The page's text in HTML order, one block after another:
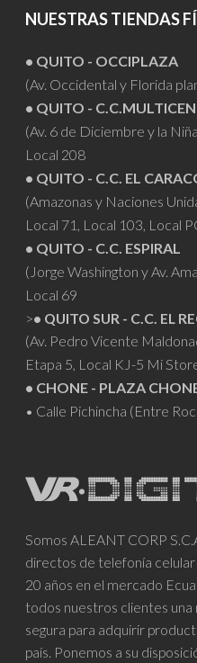
NUESTRAS TIENDAS
• QUITO - OCCIPLAZA
(Av. Occidental y Florida
• QUITO -
(Av. 6 de Diciembre y la
Local 208
• QUITO - C.C. EL
(Amazonas y Naciones
Local 71, Local 103, Local
• QUITO - C.C. ESPIRAL
(Jorge Washington y Av.
Local 69
>• QUITO SUR - C.C. EL
(Av. Pedro Vicente
Etapa 5, Local KJ-5 Mi
• CHONE - PLAZA
• Calle Pichincha (Entre
Somos ALEANT CORP
directos de telefonía celular
20 años en el mercado
todos nuestros clientes una
segura para adquirir
país. Ponemos a su